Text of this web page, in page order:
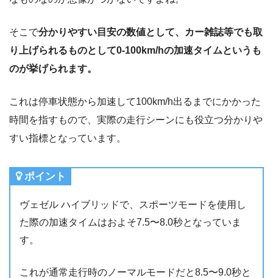
そこで分かりやすい目安の数値として、カー雑誌等でも取
り上げられるものとして0-100km/hの加速タイムというも
のが挙げられます。
これは停車状態から加速して100km/h出るまでにかかった
時間を指すもので、実際の走行シーンにも役立つ分かりや
すい指標となっています。
ポイント
ヴェゼル ハイブリッドで、スポーツモードを使用し
た際の加速タイムはおよそ7.5〜8.0秒となっていま
す。
これが通常走行時のノーマルモードだと8.5〜9.0秒と